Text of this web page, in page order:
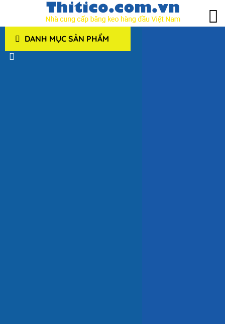
DANH MỤC SẢN PHẨM